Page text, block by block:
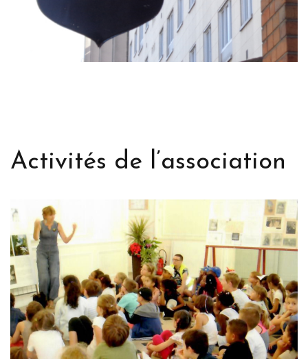
Activités de l’association